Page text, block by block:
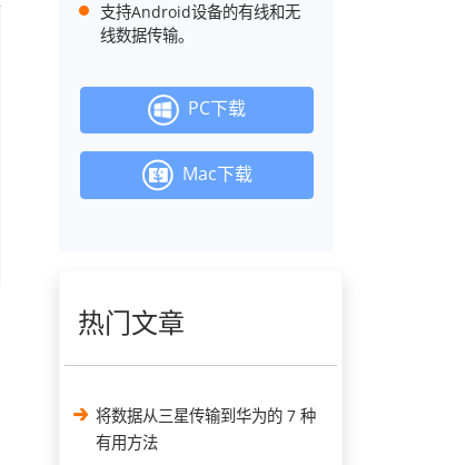
支持Android设备的有线和无
线数据传输。
PC下载
Mac下载
热门文章
将数据从三星传输到华为的 7 种
有用方法